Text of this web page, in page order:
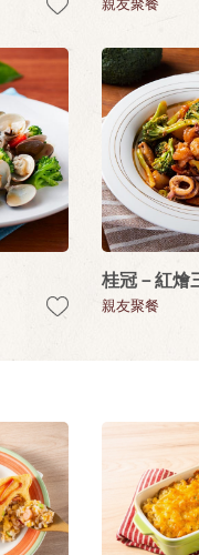
桂冠－紅燴
親友聚餐